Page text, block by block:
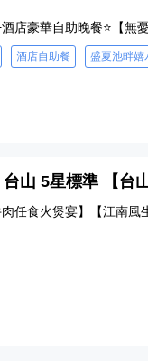
店豪華自助晚餐⭐【無
酒店自助餐 盛夏池畔嬉
山 5星標準 【台
任食火煲宴】【江南